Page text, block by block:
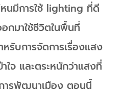
หนมีการใช้ lighting ที่ดี
กมาใช้ชีวิตในพื้นที่
รับการจัดการเรื่องแสง
ใจ และตระหนักว่าแสงที่
รพัฒนาเมือง ตอนนี้